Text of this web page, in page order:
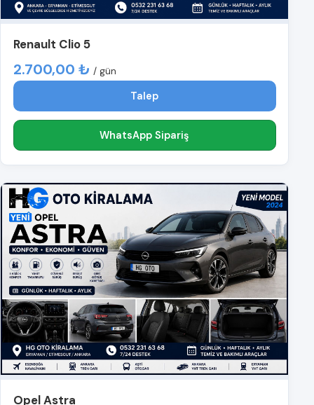
Renault Clio 5
2.700,00 ₺ / gün
Talep
WhatsApp Sipariş
Opel Astra